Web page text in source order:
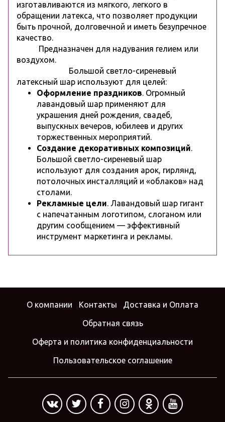
изготавливаются из мягкого, легкого в
обращении латекса, что позволяет продукции
быть прочной, долговечной и иметь безупречное
качество.
Предназначен для надувания гелием или
воздухом.
Большой светло-сиреневый
латексный шар используют для целей:
Оформление праздников . Огромный
лавандовый шар применяют для
украшения дней рождения, свадеб,
выпускных вечеров, юбилеев и других
торжественных мероприятий.
Создание декоративных композиций
Большой светло-сиреневый шар
используют для создания арок, гирлянд,
потолочных инсталляций и «облаков» над
столами.
Рекламные цели . Лавандовый шар гигант
с напечатанным логотипом, слоганом или
другим сообщением — эффективный
инструмент маркетинга и рекламы.
О компании Контакты Доставка и Оплата
Обратная связь
Оферта и политика конфиденциальности
Пользовательское соглашение